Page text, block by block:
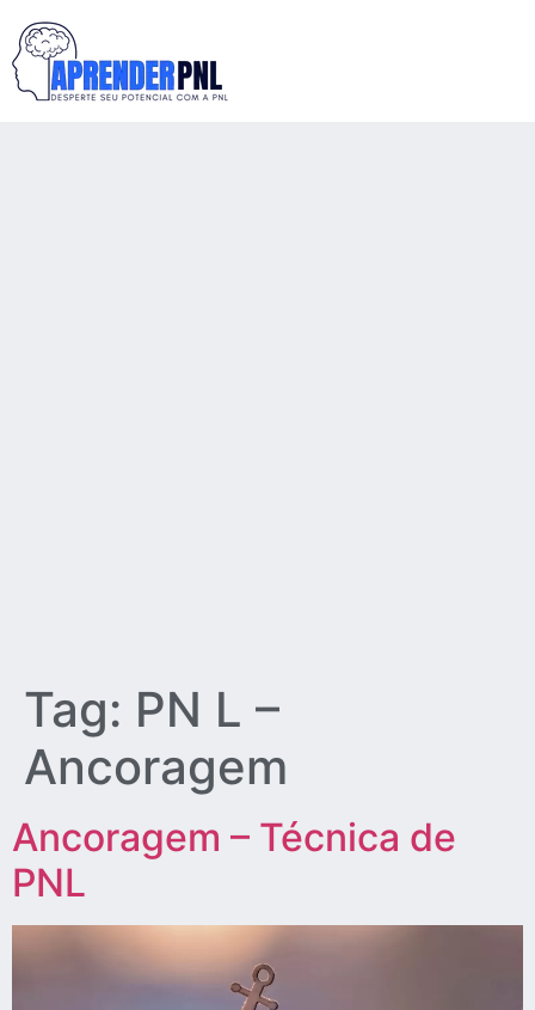
Tag: PN L –
Ancoragem
Ancoragem – Técnica de
PNL